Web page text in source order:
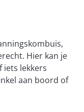
Hier kan je
iets lekkers
aan boord of